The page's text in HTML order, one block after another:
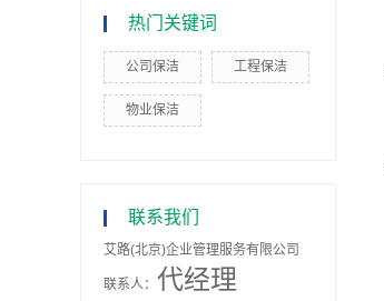
热门关键词
公司保洁 工程保洁
物业保洁
联系我们
艾路(北京)企业管理服务有限公司
联系人： 代经理